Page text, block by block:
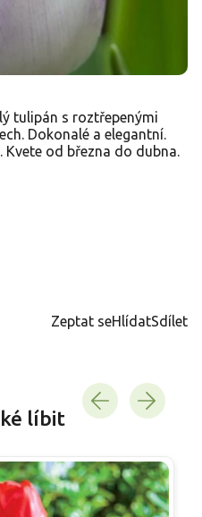
tulipán s roztřepenými
Dokonalé a elegantní.
od března do dubna.
Zeptat seHlídatSdílet
líbit